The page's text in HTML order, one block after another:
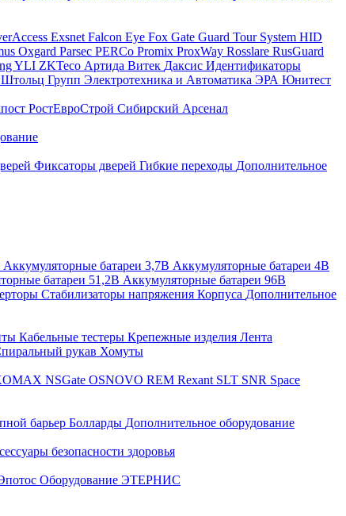
Exsnet Falcon Eye Fox Gate Guard Tour System HID
Oxgard Parsec PERCo Promix ProxWay Rosslare RusGuard
YLI ZKTeco Артида Витек Даксис Идентификаторы
Штольц Групп Электротехника и Автоматика ЭРА Юнитест
РостЕвроСтрой Сибирский Арсенал
Фиксаторы дверей Гибкие переходы Дополнительное
Аккумуляторные батареи 3,7В Аккумуляторные батареи 4В
батареи 51,2В Аккумуляторные батареи 96В
Стабилизаторы напряжения Корпуса Дополнительное
Кабельные тестеры Крепежные изделия Лента
рукав Хомуты
NSGate OSNOVO REM Rexant SLT SNR Space
барьер Болларды Дополнительное оборудование
безопасности здоровья
Оборудование ЭТЕРНИС